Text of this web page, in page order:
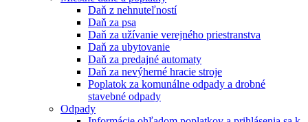
Daň z nehnuteľností
Daň za psa
Daň za užívanie verejného priestranstva
Daň za ubytovanie
Daň za predajné automaty
Daň za nevýherné hracie stroje
Poplatok za komunálne odpady a drobné
stavebné odpady
Odpady